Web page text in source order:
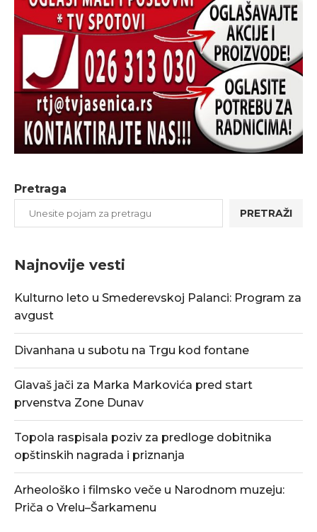
Pretraga
PRETRAŽI
Najnovije vesti
Kulturno leto u Smederevskoj Palanci: Program za
avgust
Divanhana u subotu na Trgu kod fontane
Glavaš jači za Marka Markovića pred start
prvenstva Zone Dunav
Topola raspisala poziv za predloge dobitnika
opštinskih nagrada i priznanja
Arheološko i filmsko veče u Narodnom muzeju:
Priča o Vrelu–Šarkamenu